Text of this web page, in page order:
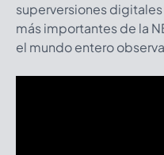
superversiones
más importantes de la
el mundo entero